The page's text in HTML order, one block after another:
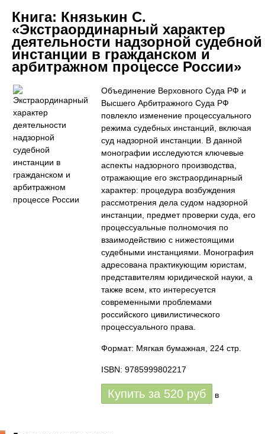
Книга: Князькин С.
«Экстраординарный характер
деятельности надзорной судебной
инстанции в гражданском и
арбитражном процессе России»
Объединение Верховного Суда РФ и
Высшего Арбитражного Суда РФ
повлекло изменение процессуального
режима судебных инстанций, включая
суд надзорной инстанции. В данной
монографии исследуются ключевые
аспекты надзорного производства,
отражающие его экстраординарный
характер: процедура возбуждения
рассмотрения дела судом надзорной
инстанции, предмет проверки суда, его
процессуальные полномочия по
взаимодействию с нижестоящими
судебными инстанциями. Монография
адресована практикующим юристам,
представителям юридической науки, а
также всем, кто интересуется
современными проблемами
российского цивилистического
процессуального права.
Формат: Мягкая бумажная, 224 стр.
ISBN: 9785999802217
Купить за 520 руб в